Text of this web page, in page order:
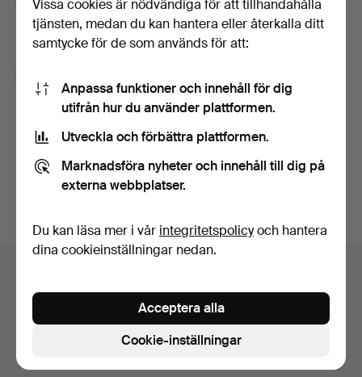
Med bl.a. experttips, utvalda föremål och inspiration. Om du
ångrar dig kan du enkelt avsluta prenumerationen.
användarvillkoren,köpvillkoren samt bekräftar att jag
har tagit del avintegritetspolicyn.
Skapa konto
Sidfotsnavigation
Kontakta support
Alla auktionshus
Vi skickar med
Vissa cookies är nödvändiga för att tillhandahålla
tjänsten, medan du kan hantera eller återkalla ditt
samtycke för de som används för att:
Anpassa funktioner och innehåll för dig
utifrån hur du använder plattformen.
Utveckla och förbättra plattformen.
Marknadsföra nyheter och innehåll till dig på
externa webbplatser.
Du kan läsa mer i vår integritetspolicyoch hantera
dina cookieinställningar nedan.
Cookie-inställningar
Acceptera alla